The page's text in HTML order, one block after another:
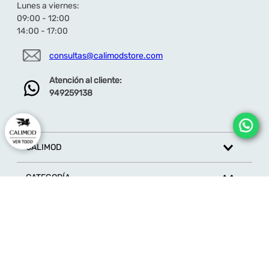
Lunes a viernes:
09:00 - 12:00
14:00 - 17:00
consultas@calimodstore.com
Atención al cliente:
949259138
CALIMOD
CATEGORÍA